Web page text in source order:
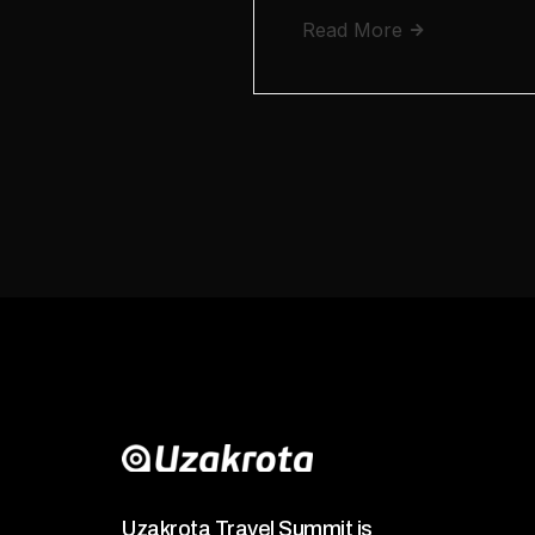
Read More
Uzakrota Travel Summit is